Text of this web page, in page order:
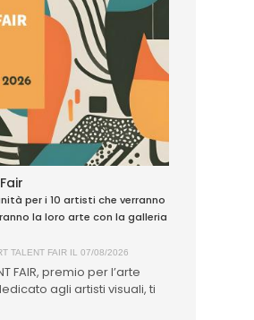
per i 10 artisti che verranno
la loro arte con la galleria
TALENT FAIR IL 07/08/2026
FAIR, premio per l’arte
agli artisti visuali, ti